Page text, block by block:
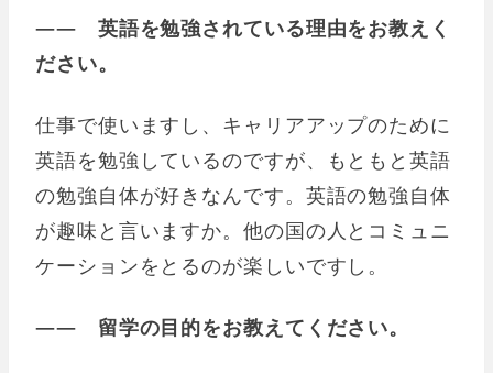
―― 英語を勉強されている理由をお教えく
ださい。
仕事で使いますし、キャリアアップのために
英語を勉強しているのですが、もともと英語
の勉強自体が好きなんです。英語の勉強自体
が趣味と言いますか。他の国の人とコミュニ
ケーションをとるのが楽しいですし。
―― 留学の目的をお教えてください。